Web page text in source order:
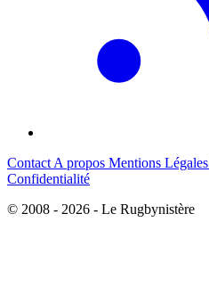
Contact A propos Mentions Légales
Confidentialité
© 2008 - 2026 - Le Rugbynistère